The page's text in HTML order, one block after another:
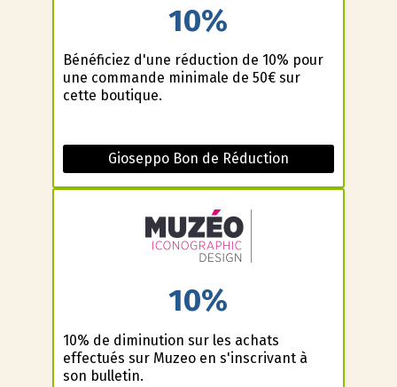
10%
Bénéficiez d'une réduction de 10% pour
une commande minimale de 50€ sur
cette boutique.
Gioseppo Bon de Réduction
10%
10% de diminution sur les achats
effectués sur Muzeo en s'inscrivant à
son bulletin.